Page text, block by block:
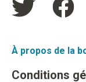
À propos de la
Conditions